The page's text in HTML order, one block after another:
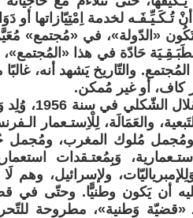
تُـكَـيِّـفَـه لخدمة اِمْتِيّازاتها أو
تَكُون «الدّولة»، في «مُجتمع»
حَادّة في هذا
والتّاريخ يَشهد أنه،
كاف، أو غير مُمكن.
• بَعد
والعَمَالَة، لِلْاِستـعمار
مُلوك المغرب، ومُجمل
وَبِمُعتـقدات
ولإسرائيل،
أن يَكون وطنيًّا. وحتّى في
«قضيّة وَطنية»، مطروحة